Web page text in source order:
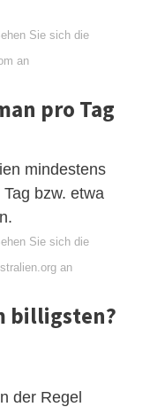
Sie sich die
an
pro Tag
mindestens
bzw. etwa
Sie sich die
an
billigsten?
der Regel